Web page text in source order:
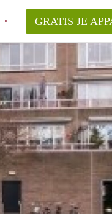
Appartement in Almere?
GRATIS JE